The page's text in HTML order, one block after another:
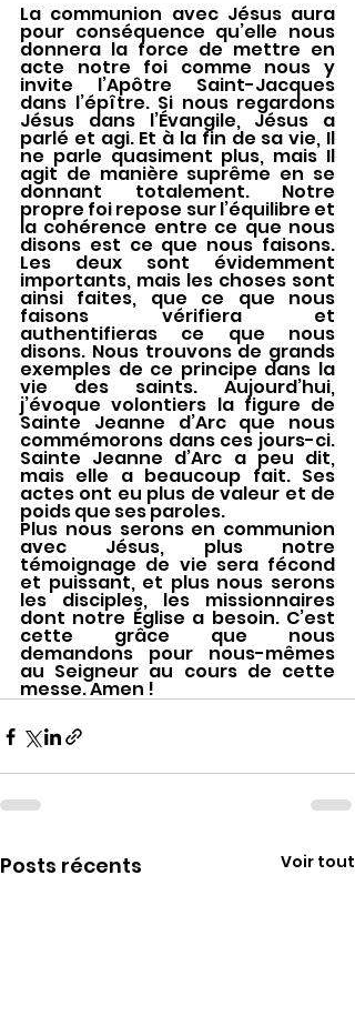
La communion avec Jésus aura
pour conséquence qu’elle nous
donnera la force de mettre en
acte notre foi comme nous y
invite l’Apôtre Saint-Jacques
dans l’épître. Si nous regardons
Jésus dans l’Évangile, Jésus a
parlé et agi. Et à la fin de sa vie, Il
ne parle quasiment plus, mais Il
agit de manière suprême en se
donnant totalement. Notre
propre foi repose sur l’équilibre et
la cohérence entre ce que nous
disons est ce que nous faisons.
Les deux sont évidemment
importants, mais les choses sont
ainsi faites, que ce que nous
faisons vérifiera et
authentifieras ce que nous
disons. Nous trouvons de grands
exemples de ce principe dans la
vie des saints. Aujourd’hui,
j’évoque volontiers la figure de
Sainte Jeanne d’Arc que nous
commémorons dans ces jours-ci.
Sainte Jeanne d’Arc a peu dit,
mais elle a beaucoup fait. Ses
actes ont eu plus de valeur et de
poids que ses paroles.
Plus nous serons en communion
avec Jésus, plus notre
témoignage de vie sera fécond
et puissant, et plus nous serons
les disciples, les missionnaires
dont notre Église a besoin. C’est
cette grâce que nous
demandons pour nous-mêmes
au Seigneur au cours de cette
messe. Amen !
Posts récents Voir tout